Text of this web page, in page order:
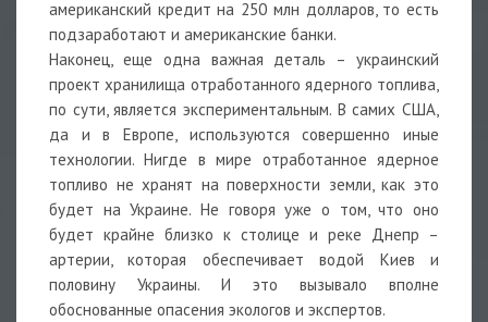
американский кредит на 250 млн долларов, то есть
подзаработают и американские банки.
Наконец, еще одна важная деталь – украинский
проект хранилища отработанного ядерного топлива,
по сути, является экспериментальным. В самих США,
да и в Европе, используются совершенно иные
технологии. Нигде в мире отработанное ядерное
топливо не хранят на поверхности земли, как это
будет на Украине. Не говоря уже о том, что оно
будет крайне близко к столице и реке Днепр –
артерии, которая обеспечивает водой Киев и
половину Украины. И это вызывало вполне
обоснованные опасения экологов и экспертов.